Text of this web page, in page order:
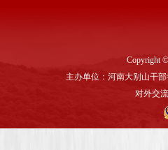
Copyright
主办单位：河南大别山干
对外交